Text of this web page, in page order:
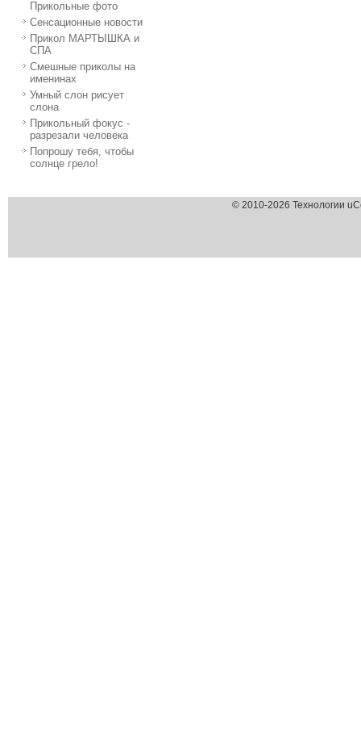
Прикольные фото
Сенсационные новости
Прикол МАРТЫШКА и
СПА
Смешные приколы на
именинах
Умный слон рисует
слона
Прикольный фокус -
разрезали человека
Попрошу тебя, чтобы
солнце грело!
© 2010-2026 Технологии